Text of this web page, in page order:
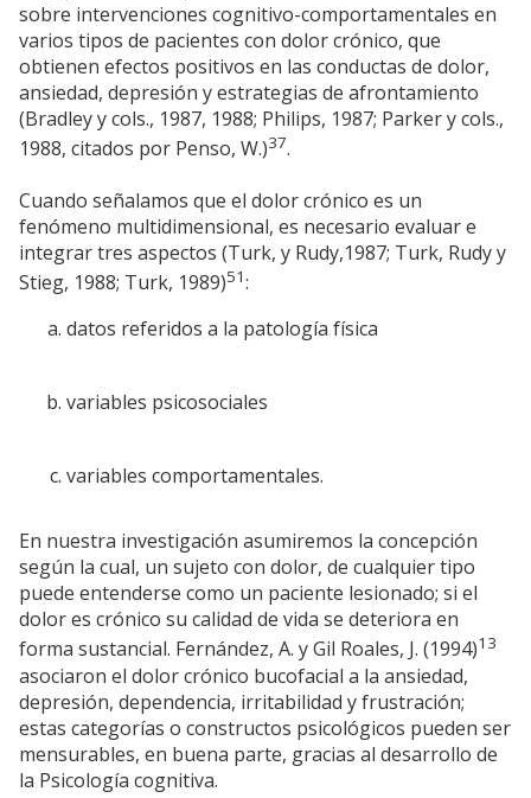
sobre intervenciones cognitivo-comportamentales en
varios tipos de pacientes con dolor crónico, que
obtienen efectos positivos en las conductas de dolor,
ansiedad, depresión y estrategias de afrontamiento
(Bradley y cols., 1987, 1988; Philips, 1987; Parker y cols.,
1988, citados por Penso, W.)37.
Cuando señalamos que el dolor crónico es un
fenómeno multidimensional, es necesario evaluar e
integrar tres aspectos (Turk, y Rudy,1987; Turk, Rudy y
Stieg, 1988; Turk, 1989)51:
datos referidos a la patología física
variables psicosociales
variables comportamentales.
En nuestra investigación asumiremos la concepción
según la cual, un sujeto con dolor, de cualquier tipo
puede entenderse como un paciente lesionado; si el
dolor es crónico su calidad de vida se deteriora en
forma sustancial. Fernández, A. y Gil Roales, J. (1994)13
asociaron el dolor crónico bucofacial a la ansiedad,
depresión, dependencia, irritabilidad y frustración;
estas categorías o constructos psicológicos pueden ser
mensurables, en buena parte, gracias al desarrollo de
la Psicología cognitiva.